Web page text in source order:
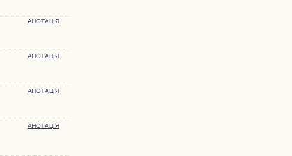
АНОТАЦІЯ
АНОТАЦІЯ
АНОТАЦІЯ
АНОТАЦІЯ